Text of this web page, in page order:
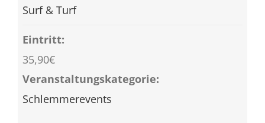
Surf & Turf
Eintritt:
35,90€
Veranstaltungskategorie:
Schlemmerevents